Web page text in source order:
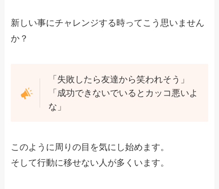
新しい事にチャレンジする時ってこう思いません
か？
「失敗したら友達から笑われそう」
「成功できないでいるとカッコ悪いよ
な」
このように周りの目を気にし始めます。
そして行動に移せない人が多くいます。